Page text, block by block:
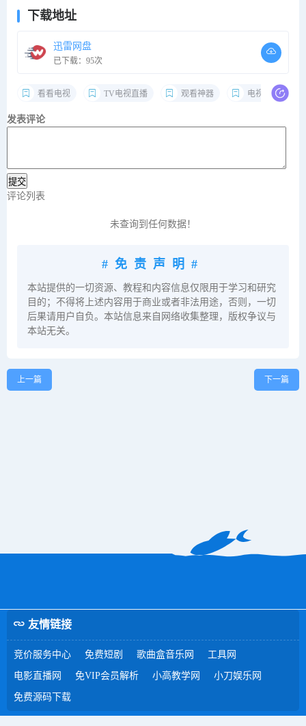
下载地址
迅雷网盘
已下载：95次
看看电视 TV电视直播 观看神器 电视盒子
发表评论
评论列表
未查询到任何数据！
#免责声明#
本站提供的一切资源、教程和内容信息仅限用于学习和研究
目的；不得将上述内容用于商业或者非法用途，否则，一切
后果请用户自负。本站信息来自网络收集整理，版权争议与
本站无关。
上一篇 下一篇
友情链接
竞价服务中心 免费短剧 歌曲盒音乐网 工具网
电影直播网 免VIP会员解析 小高教学网 小刀娱乐网
免费源码下载